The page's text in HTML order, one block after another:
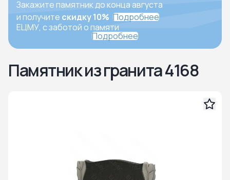
Закажите памятник до конца августа
и получите скидку 10% Подробнее
ЕЦМУ, с заботой о памяти
Подробнее
Памятник из гранита 4168